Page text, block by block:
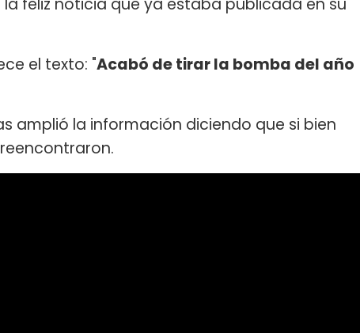
el texto: "Acabó de tirar la bomba del año
amplió la información diciendo que si bien